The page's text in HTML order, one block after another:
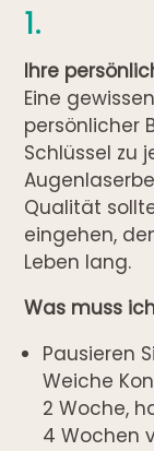
1.
Ihre
Eine
persönlicher
Schlüssel zu
Qualität
eingehen,
Leben lang.
Was muss
Pausieren
Weiche
2 Woche,
4 Wochen